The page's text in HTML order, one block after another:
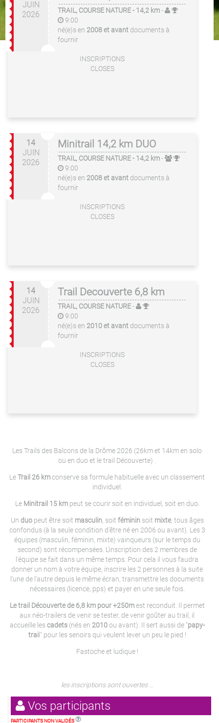
JUIN
2026
TRAIL, COURSE NATURE- 14,2 km-
9:00
né(e)s en 2008 et avant documents à
fournir
INSCRIPTIONS
CLOSES
14
JUIN
2026
Minitrail 14,2 km DUO
TRAIL, COURSE NATURE- 14,2 km-
9:00
né(e)s en 2008 et avant documents à
fournir
INSCRIPTIONS
CLOSES
14
JUIN
2026
Trail Decouverte 6,8 km
TRAIL, COURSE NATURE-
9:00
né(e)s en 2010 et avant documents à
fournir
INSCRIPTIONS
CLOSES
Les Trails des Balcons de la Drôme 2026 (26km et 14km en solo
ou en duo et le trail Découverte) .
LeTrail 26 kmconserve sa formule habituelle avec un classement
individuel.
Le Minitrail 15 kmpeut se courir soit en individuel, soit en duo.
Un duopeut être soit masculin , soit féminin soit mixte, tous âges
confondus (à la seule condition d'être né en 2006 ou avant). Les 3
équipes (masculin, féminin, mixte) vainqueurs (sur le temps du
second) sont récompensées. L'inscription des 2 membres de
l'équipe se fait dans un même temps. Pour cela il vous faudra
donner un nom à votre équipe, inscrire les 2 personnes à la suite
l'une de l'autre depuis le même écran, transmettre les documents
nécessaires (licence, pps) et payer en une seule fois.
Le trail Découverte de 6,8 km pour +250mest reconduit. Il permet
aux néo-trailers de venir se tester, de venir goûter au trail, il
accueille lescadets(nés en 2010ou avant). Il sert aussi de "papy-
trail" pour les senoirs qui veulent lever un peu le pied !
Fastoche et ludique !
les inscriptions sont ouvertes ...
Vos participants
PARTICIPANTS NON VALIDÉS